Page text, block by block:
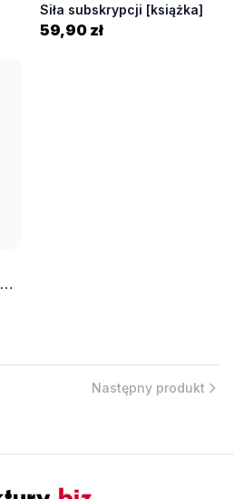
Siła subskrypcji [książka]
59,90 zł
Następny produkt